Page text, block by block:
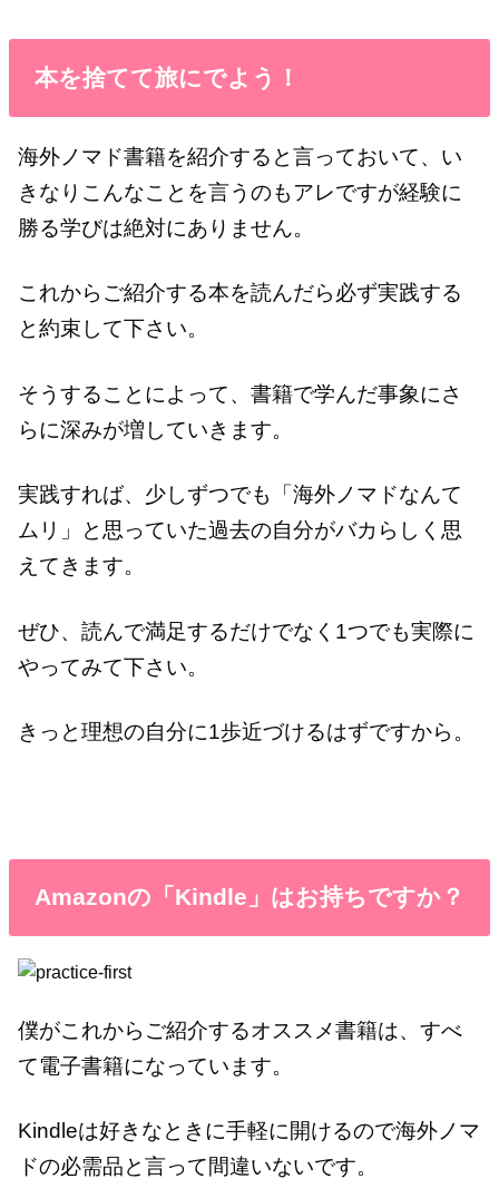
本を捨てて旅にでよう！
海外ノマド書籍を紹介すると言っておいて、い
きなりこんなことを言うのもアレですが経験に
勝る学びは絶対にありません。
これからご紹介する本を読んだら必ず実践する
と約束して下さい。
そうすることによって、書籍で学んだ事象にさ
らに深みが増していきます。
実践すれば、少しずつでも「海外ノマドなんて
ムリ」と思っていた過去の自分がバカらしく思
えてきます。
ぜひ、読んで満足するだけでなく1つでも実際に
やってみて下さい。
きっと理想の自分に1歩近づけるはずですから。
Amazonの「Kindle」はお持ちですか？
僕がこれからご紹介するオススメ書籍は、すべ
て電子書籍になっています。
Kindleは好きなときに手軽に開けるので海外ノマ
ドの必需品と言って間違いないです。